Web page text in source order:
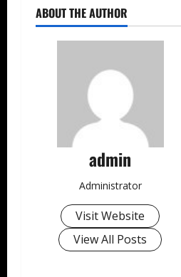
ABOUT THE AUTHOR
admin
Administrator
Visit Website
View All Posts